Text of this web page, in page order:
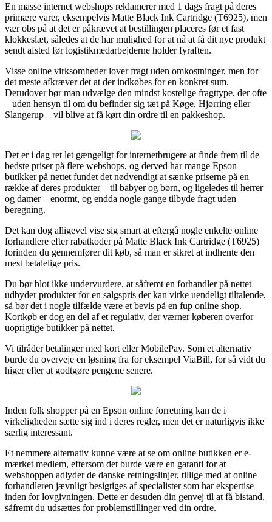
En masse internet webshops reklamerer med 1 dags fragt på deres
primære varer, eksempelvis Matte Black Ink Cartridge (T6925), men
vær obs på at det er påkrævet at bestillingen placeres før et fast
klokkeslæt, således at de har mulighed for at nå at få dit nye produkt
sendt afsted før logistikmedarbejderne holder fyraften.
Visse online virksomheder lover fragt uden omkostninger, men for
det meste afkræver det at der indkøbes for en konkret sum.
Derudover bør man udvælge den mindst kostelige fragttype, der ofte
– uden hensyn til om du befinder sig tæt på Køge, Hjørring eller
Slangerup – vil blive at få kørt din ordre til en pakkeshop.
Det er i dag ret let gængeligt for internetbrugere at finde frem til de
bedste priser på flere webshops, og derved har mange Epson
butikker på nettet fundet det nødvendigt at sænke priserne på en
række af deres produkter – til babyer og børn, og ligeledes til herrer
og damer – enormt, og endda nogle gange tilbyde fragt uden
beregning.
Det kan dog alligevel vise sig smart at eftergå nogle enkelte online
forhandlere efter rabatkoder på Matte Black Ink Cartridge (T6925)
forinden du gennemfører dit køb, så man er sikret at indhente den
mest betalelige pris.
Du bør blot ikke undervurdere, at såfremt en forhandler på nettet
udbyder produkter for en salgspris der kan virke uendeligt tiltalende,
så bør det i nogle tilfælde være et bevis på en fup online shop.
Kortkøb er dog en del af et regulativ, der værner køberen overfor
uoprigtige butikker på nettet.
Vi tilråder betalinger med kort eller MobilePay. Som et alternativ
burde du overveje en løsning fra for eksempel ViaBill, for så vidt du
higer efter at godtgøre pengene senere.
Inden folk shopper på en Epson online forretning kan de i
virkeligheden sætte sig ind i deres regler, men det er naturligvis ikke
særlig interessant.
Et nemmere alternativ kunne være at se om online butikken er e-
mærket medlem, eftersom det burde være en garanti for at
webshoppen adlyder de danske retningslinjer, tillige med at online
forhandleren jævnligt besigtiges af specialister som har ekspertise
inden for lovgivningen. Dette er desuden din genvej til at få bistand,
såfremt du udsættes for problemstillinger ved din ordre.